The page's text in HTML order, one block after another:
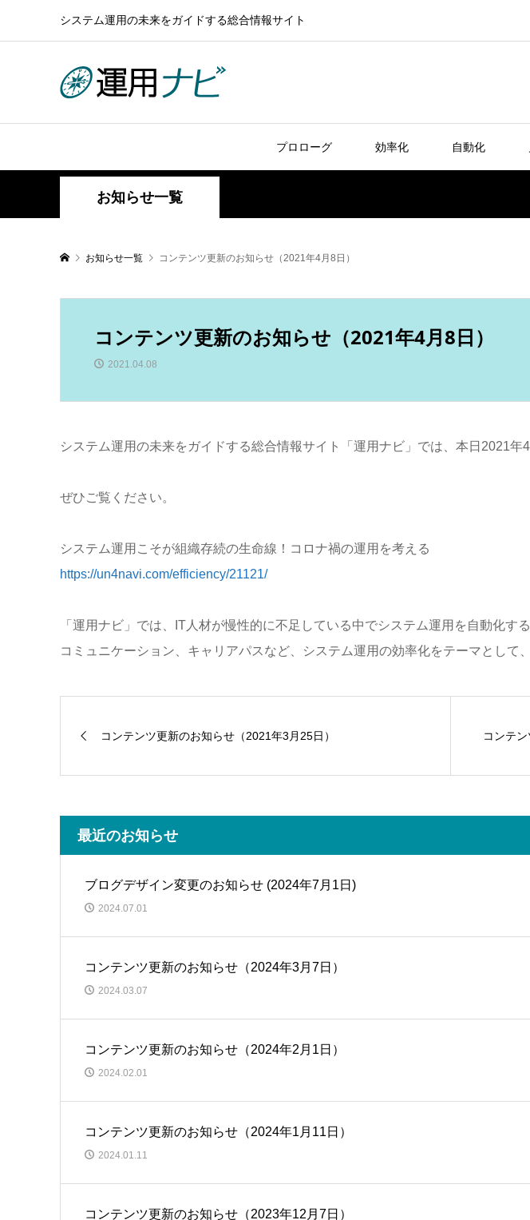
システム運用の未来をガイドする総合情報サイト
プロローグ 効率化 自動化
お知らせ一覧
お知らせ一覧 コンテンツ更新のお知らせ（2021年4月8日）
コンテンツ更新のお知らせ（2021年4月8日）
2021.04.08
システム運用の未来をガイドする総合情報サイト「運用ナビ」では、本日2021年
ぜひご覧ください。
システム運用こそが組織存続の生命線！コロナ禍の運用を考える
https://un4navi.com/efficiency/21121/
「運用ナビ」では、IT人材が慢性的に不足している中でシステム運用を自動化
コミュニケーション、キャリアパスなど、システム運用の効率化をテーマとして
コンテンツ更新のお知らせ（2021年3月25日） コンテ
最近のお知らせ
ブログデザイン変更のお知らせ (2024年7月1日)
2024.07.01
コンテンツ更新のお知らせ（2024年3月7日）
2024.03.07
コンテンツ更新のお知らせ（2024年2月1日）
2024.02.01
コンテンツ更新のお知らせ（2024年1月11日）
2024.01.11
コンテンツ更新のお知らせ（2023年12月7日）